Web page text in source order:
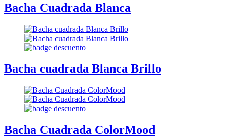
Bacha Cuadrada Blanca
Bacha cuadrada Blanca Brillo
Bacha Cuadrada ColorMood